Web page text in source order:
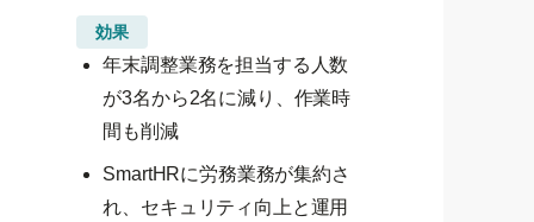
効果
年末調整業務を担当する人数
が3名から2名に減り、作業時
間も削減
SmartHRに労務業務が集約さ
れ、セキュリティ向上と運用